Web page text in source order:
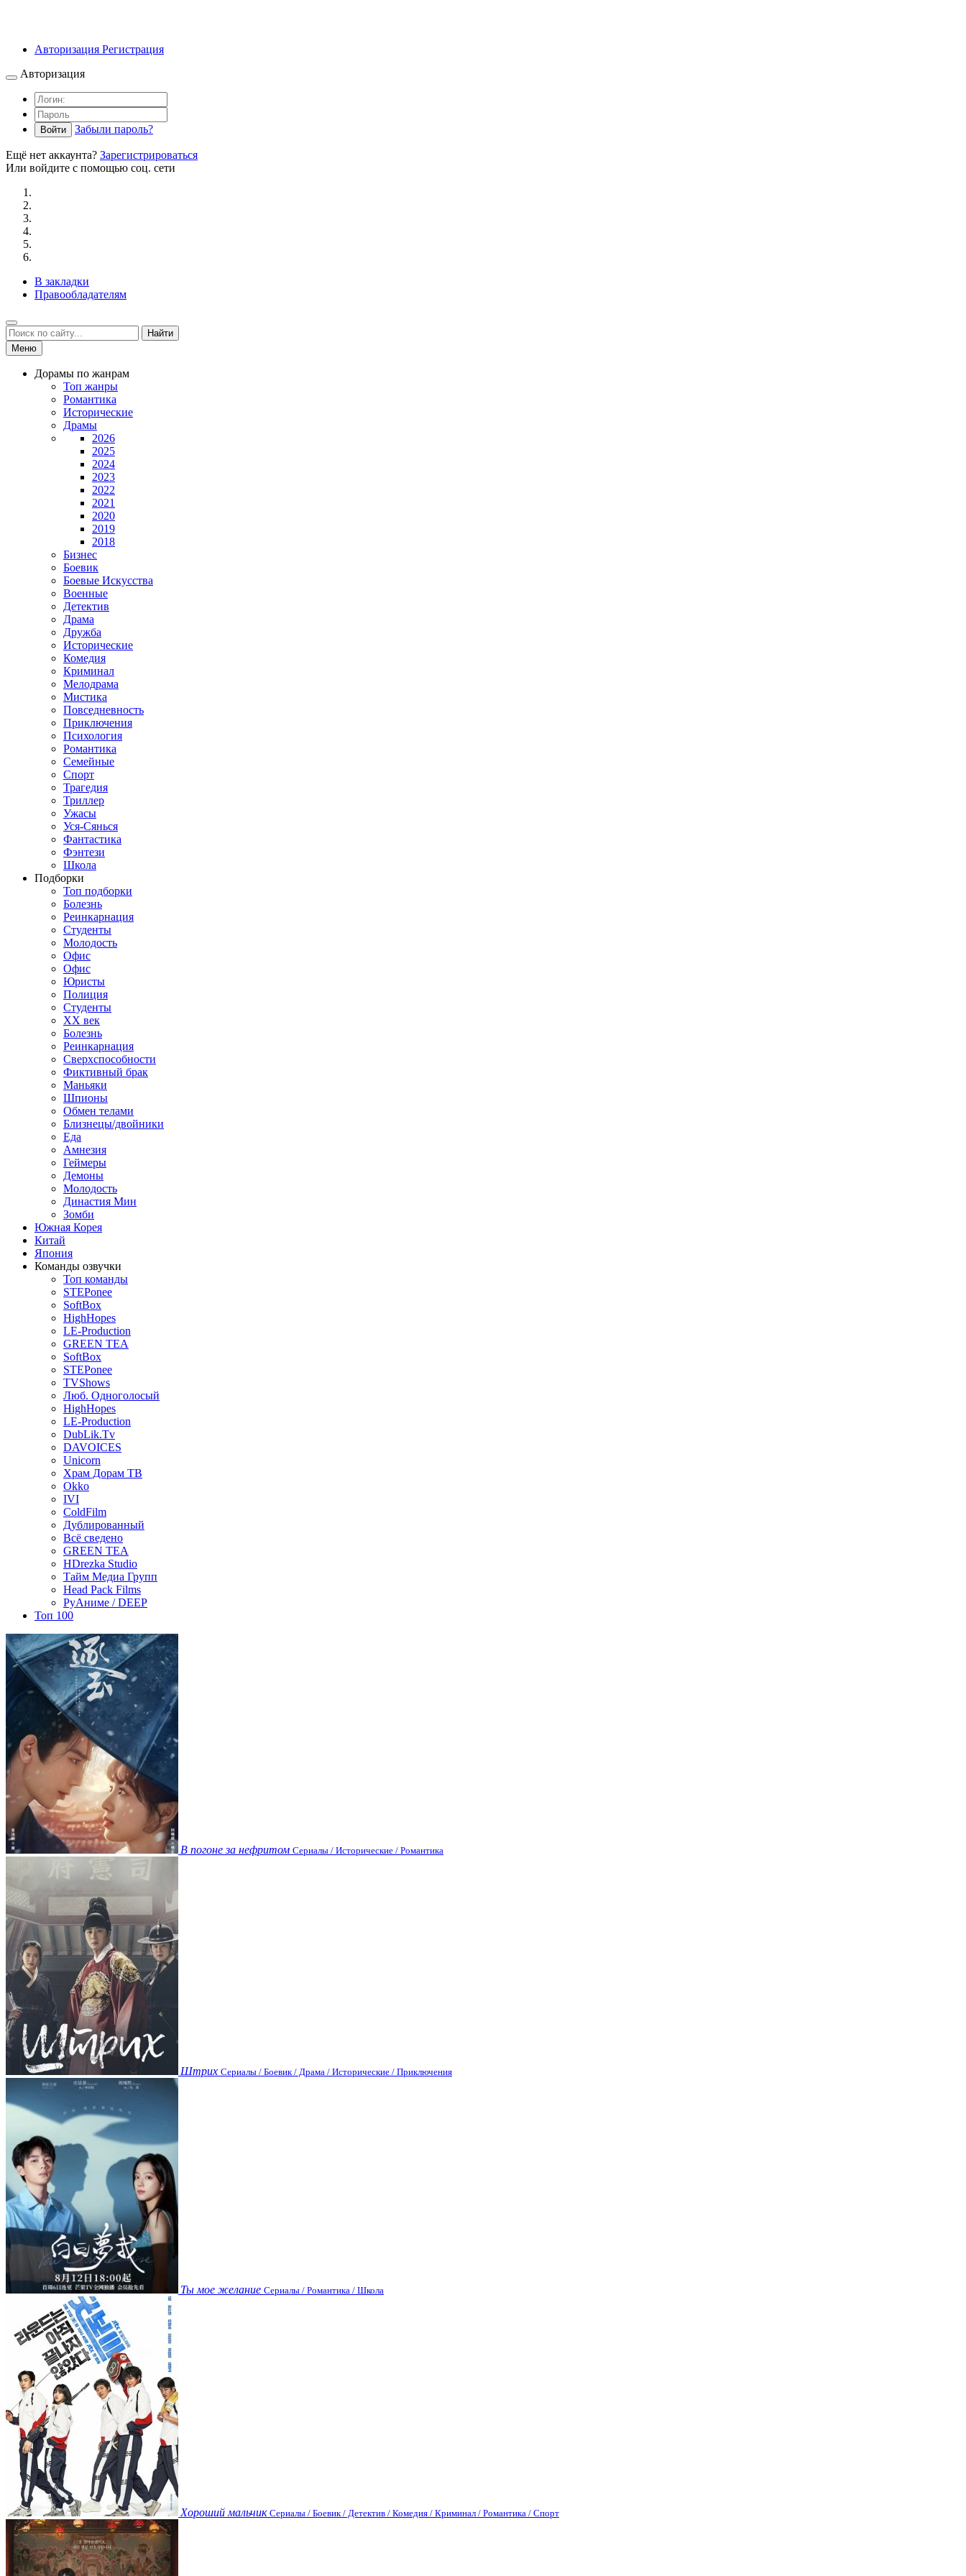
Авторизация Регистрация
Авторизация
Войти Забыли пароль?
Ещё нет аккаунта? Зарегистрироваться
Или войдите с помощью соц. сети
В закладки
Правообладателям
Найти
Меню
Дорамы по жанрам
Топ жанры
Романтика
Исторические
Драмы
2026
2025
2024
2023
2022
2021
2020
2019
2018
Бизнес
Боевик
Боевые Искусства
Военные
Детектив
Драма
Дружба
Исторические
Комедия
Криминал
Мелодрама
Мистика
Повседневность
Приключения
Психология
Романтика
Семейные
Спорт
Трагедия
Триллер
Ужасы
Уся-Сянься
Фантастика
Фэнтези
Школа
Подборки
Топ подборки
Болезнь
Реинкарнация
Студенты
Молодость
Офис
Офис
Юристы
Полиция
Студенты
ХХ век
Болезнь
Реинкарнация
Сверхспособности
Фиктивный брак
Маньяки
Шпионы
Обмен телами
Близнецы/двойники
Еда
Амнезия
Геймеры
Демоны
Молодость
Династия Мин
Зомби
Южная Корея
Китай
Япония
Команды озвучки
Топ команды
STEPonee
SoftBox
HighHopes
LE-Production
GREEN TEA
SoftBox
STEPonee
TVShows
Люб. Одноголосый
HighHopes
LE-Production
DubLik.Tv
DAVOICES
Unicorn
Храм Дорам ТВ
Okko
IVI
ColdFilm
Дублированный
Всё сведено
GREEN TEA
HDrezka Studio
Тайм Медиа Групп
Head Pack Films
РуАниме / DEEP
Топ 100
В погоне за нефритом Сериалы / Исторические / Романтика
Штрих Сериалы / Боевик / Драма / Исторические / Приключения
Ты мое желание Сериалы / Романтика / Школа
Хороший мальчик Сериалы / Боевик / Детектив / Комедия / Криминал / Романтика / Спорт